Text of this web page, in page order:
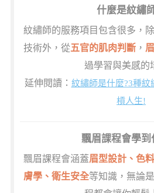
什麼是紋繡
紋繡師的服務項目包含很多，
技術外，從五官的肌肉判斷 ，
過學習與美感的
延伸閱讀： 紋繡師是什麼?3種
槓人生!
飄眉課程會學到
飄眉課程會涵蓋眉型設計、色
膚學、衛生安全等知識，無論